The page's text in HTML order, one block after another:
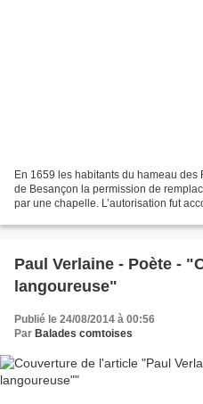
En 1659 les habitants du hameau des
de Besançon la permission de
par une chapelle. L’autorisation fut
Paul Verlaine - Poète -
langoureuse"
Publié le 24/08/2014 à 00:56
Par Balades comtoises